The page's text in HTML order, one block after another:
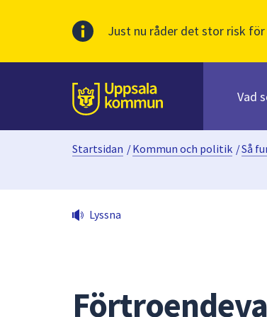
Just nu råder det stor risk
Till sidans
huvudinnehåll
innehåll
När
att
presenteras
Startsidan /Kommun och politik /Så
Lyssna